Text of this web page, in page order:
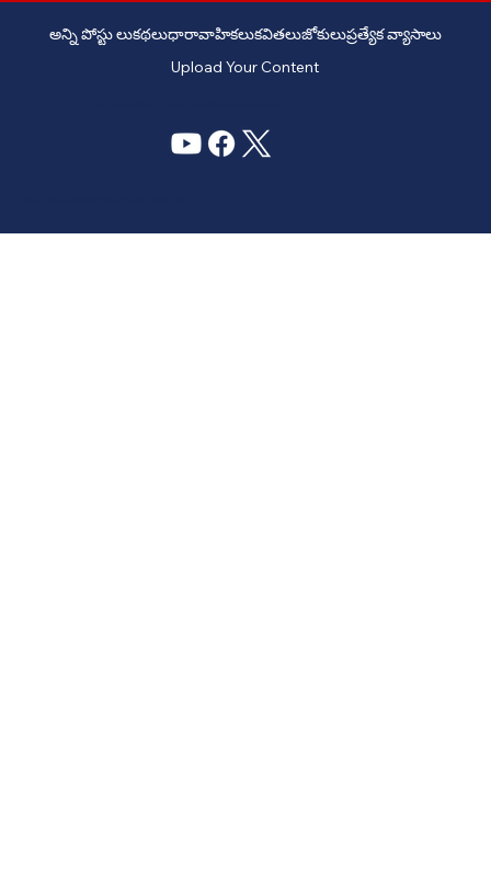
అన్ని పోస్టు లుకథలుధారావాహికలుకవితలుజోకులుప్రత్యేక వ్యాసాలు
Upload Your Content